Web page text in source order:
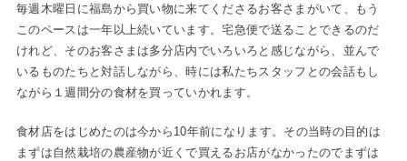
毎週木曜日に福島から買い物に来てくださるお客さまがいて、もう
このペースは一年以上続いています。宅急便で送ることできるのだ
けれど、そのお客さまは多分店内でいろいろと感じながら、並んで
いるものたちと対話しながら、時には私たちスタッフとの会話もし
ながら１週間分の食材を買っていかれます。
食材店をはじめたのは今から10年前になります。その当時の目的は
まずは自然栽培の農産物が近くで買えるお店がなかったのでまずは